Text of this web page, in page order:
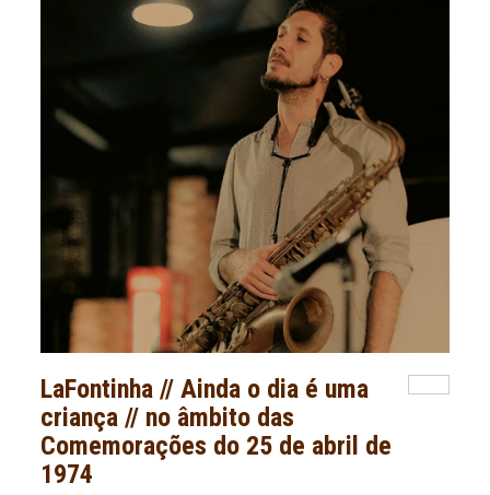
LaFontinha // Ainda o dia é uma
criança // no âmbito das
Comemorações do 25 de abril de
1974